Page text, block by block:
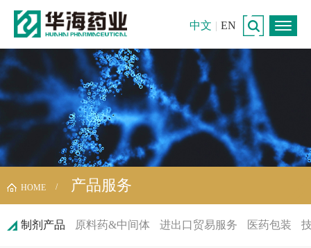
中文 | EN
HOME 产品服务
制剂产品 原料药&中间体 进出口贸易服务 医药包装